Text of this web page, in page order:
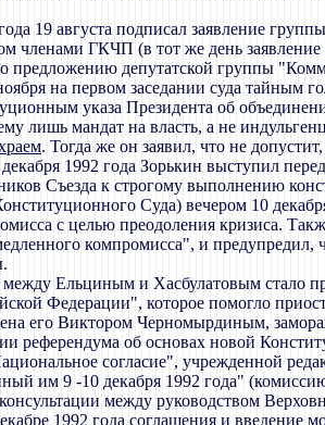
19 августа подписал заявление
членами ГКЧП (в тот же день
предложению депутатской группы
на первом заседании суда тайным
указа Президента об
лишь мандат на власть, а не
. Тогда же он заявил, что не
1992 года Зорькин выступил
Съезда к строгому выполнению
Суда) вечером 10
с целью преодоления кризиса.
компромисса", и
Ельциным и Хасбулатовым стало
Федерации", которое помогло
его Виктором Черномырдиным,
референдума об основах новой
согласие", учрежденной
им 9 -10 декабря 1992 года"
между руководством
1992 года соглашения и